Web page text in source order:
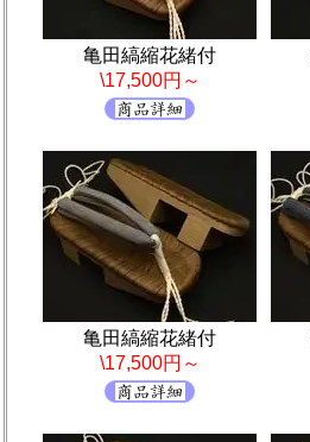
亀田縞縮花緒付
\17,500円～
亀田縞縮花緒付
\17,500円～